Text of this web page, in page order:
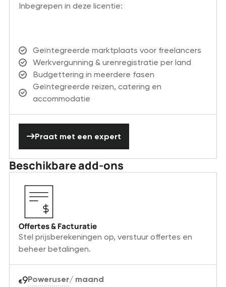
Inbegrepen in deze licentie:
Geïntegreerde marktplaats voor freelancers
Werkvergunning & urenregistratie per land
Budgettering in meerdere fasen
Geïntegreerde reizen, catering en
accommodatie
Praat met een expert
Beschikbare add-ons
Offertes & Facturatie
Stel prijsberekeningen op, verstuur offertes en
beheer betalingen.
€9Poweruser/ maand